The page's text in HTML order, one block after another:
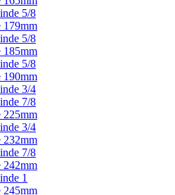
5/8
5/8
5/8
3/4
7/8
3/4
7/8
1